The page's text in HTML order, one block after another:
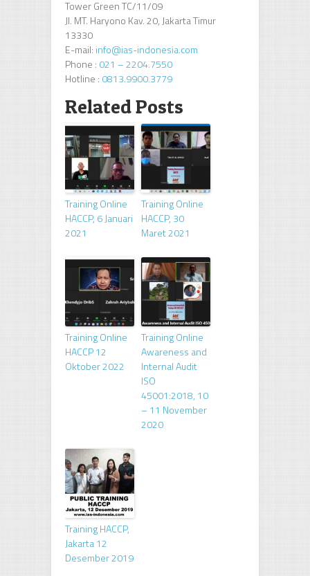
Tower Green TC/11/09
Jl. MT. Haryono Kav. 20, Jakarta Timur
13330
E-mail: info@ias-indonesia.com
Phone : 021 – 2204.7550
Hotline : 0813.9900.3779
Related Posts
Training Online
HACCP, 6 Januari
2021
Training Online
HACCP, 30
Maret 2021
Training Online
HACCP 12
Oktober 2022
Training Online
Awareness and
Internal Audit
ISO
45001:2018, 10
– 11 November
2020
Training HACCP,
Jakarta 12
Desember 2019